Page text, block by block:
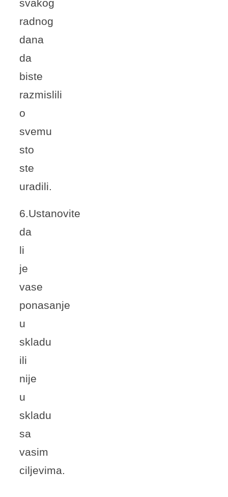
svakog
radnog
dana
da
biste
razmislili
o
svemu
sto
ste
uradili.
6.Ustanovite
da
li
je
vase
ponasanje
u
skladu
ili
nije
u
skladu
sa
vasim
ciljevima.